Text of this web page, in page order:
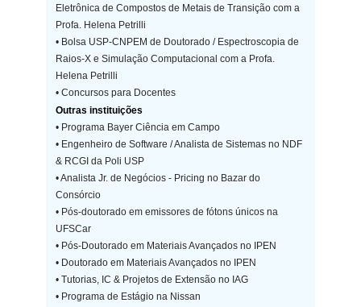
Eletrônica de Compostos de Metais de Transição com a
Profa. Helena Petrilli
• Bolsa USP-CNPEM de Doutorado / Espectroscopia de
Raios-X e Simulação Computacional com a Profa.
Helena Petrilli
• Concursos para Docentes
Outras instituições
• Programa Bayer Ciência em Campo
• Engenheiro de Software / Analista de Sistemas no NDF
& RCGI da Poli USP
• Analista Jr. de Negócios - Pricing no Bazar do
Consórcio
• Pós-doutorado em emissores de fótons únicos na
UFSCar
• Pós-Doutorado em Materiais Avançados no IPEN
• Doutorado em Materiais Avançados no IPEN
• Tutorias, IC & Projetos de Extensão no IAG
• Programa de Estágio na Nissan